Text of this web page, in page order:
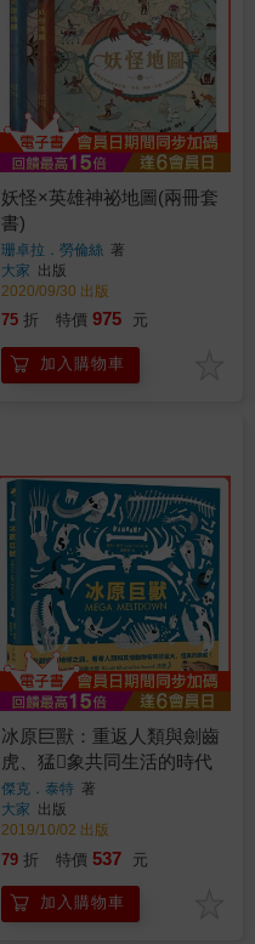
妖怪×英雄神祕地圖(兩冊套
書)
珊卓拉．勞倫絲 著
大家 出版
2020/09/30 出版
75 折 特價 975 元
加入購物車
冰原巨獸：重返人類與劍齒
虎、猛象共同生活的時代
傑克．泰特 著
大家 出版
2019/10/02 出版
79 折 特價 537 元
加入購物車